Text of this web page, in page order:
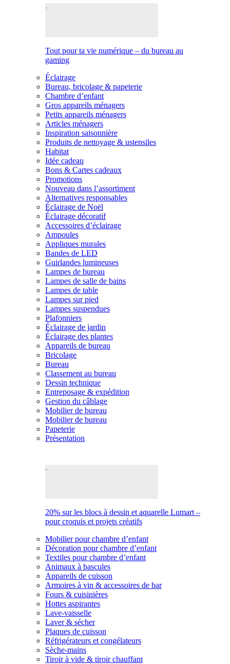
Tout pour ta vie numérique – du bureau au
gaming
Éclairage
Bureau, bricolage & papeterie
Chambre d’enfant
Gros appareils ménagers
Petits appareils ménagers
Articles ménagers
Inspiration saisonnière
Produits de nettoyage & ustensiles
Habitat
Idée cadeau
Bons & Cartes cadeaux
Promotions
Nouveau dans l’assortiment
Alternatives responsables
Éclairage de Noël
Éclairage décoratif
Accessoires d’éclairage
Ampoules
Appliques murales
Bandes de LED
Guirlandes lumineuses
Lampes de bureau
Lampes de salle de bains
Lampes de table
Lampes sur pied
Lampes suspendues
Plafonniers
Éclairage de jardin
Éclairage des plantes
Appareils de bureau
Bricolage
Bureau
Classement au bureau
Dessin technique
Entreposage & expédition
Gestion du câblage
Mobilier de bureau
Mobilier de bureau
Papeterie
Présentation
20% sur les blocs à dessin et aquarelle Lumart –
pour croquis et projets créatifs
Mobilier pour chambre d’enfant
Décoration pour chambre d’enfant
Textiles pour chambre d’enfant
Animaux à bascules
Appareils de cuisson
Armoires à vin & accessoires de bar
Fours & cuisinières
Hottes aspirantes
Lave-vaisselle
Laver & sécher
Plaques de cuisson
Réfrigérateurs et congélateurs
Sèche-mains
Tiroir à vide & tiroir chauffant